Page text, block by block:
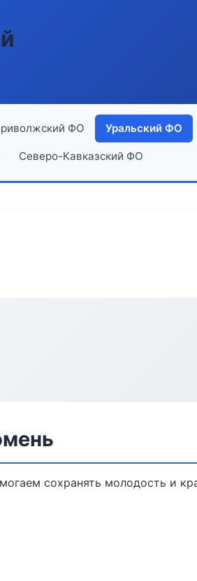
ФО Уральский ФО
Северо-Кавказский ФО
сохранять молодость и